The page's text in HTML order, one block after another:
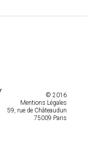
© 2016
Mentions Légales
59, rue de Châteaudun
75009 Paris